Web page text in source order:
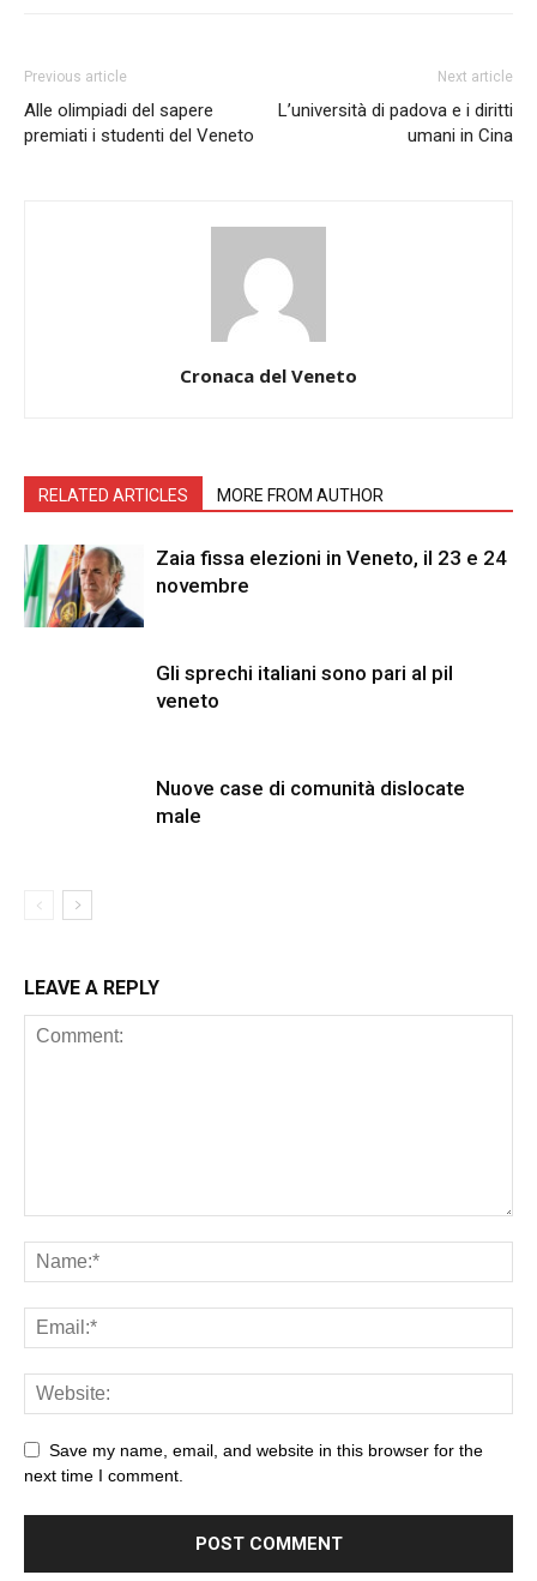
Previous article
Alle olimpiadi del sapere
premiati i studenti del Veneto
Next article
L’università di padova e i diritti
umani in Cina
Cronaca del Veneto
RELATED ARTICLES MORE FROM AUTHOR
Zaia fissa elezioni in Veneto, il 23 e 24
novembre
Gli sprechi italiani sono pari al pil
veneto
Nuove case di comunità dislocate
male
LEAVE A REPLY
Save my name, email, and website in this browser for the
next time I comment.